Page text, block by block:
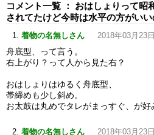
コメント一覧 ： おはしょりって昭
されてたけど今時は水平の方がいい
着物の名無しさん 2018年03月23
舟底型、って言う。
右上がり？って人から見た右？
おはしょりはゆるく舟底型、
帯締めも少し斜め。
お太鼓は丸めでタレがまっすぐ、が好
着物の名無しさん 2018年03月23